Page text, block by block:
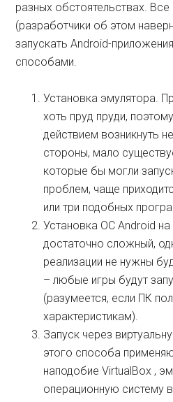
разных обстоятельствах.
(разработчики об этом
запускать Android-
способами.
Установка эмулятора.
хоть пруд пруди,
действием возникнуть
стороны, мало
которые бы могли
проблем, чаще
или три подобных
Установка ОС Android
достаточно сложный,
реализации не нужны
– любые игры будут
(разумеется, если ПК
характеристикам).
Запуск через
этого способа
наподобие VirtualBox ,
операционную систему